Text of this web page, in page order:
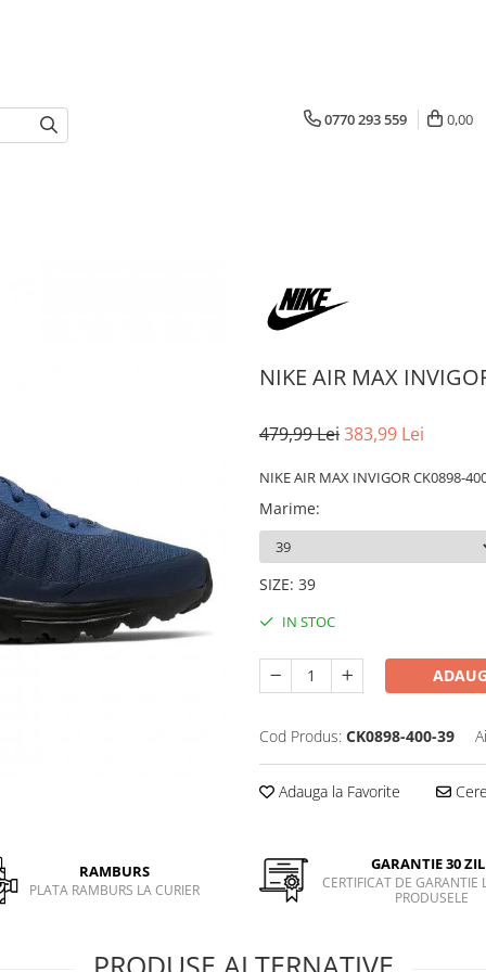
0770 293 559 0,00
NIKE AIR MAX
479,99 Lei383,99 Lei
NIKE AIR MAX INVIGOR CK0898-
Marime:
SIZE: 39
IN STOC
Cod Produs: CK0898-400-39
Adauga la Favorite
RAMBURS
PLATA RAMBURS LA CURIER
GARANTIE 30
CERTIFICAT DE GARANTIE
PRODUSELE